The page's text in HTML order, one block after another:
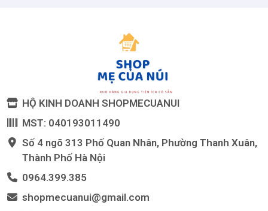
HỘ KINH DOANH SHOPMECUANUI
MST: 040193011490
Số 4 ngõ 313 Phố Quan Nhân, Phường Thanh Xuân,
Thành Phố Hà Nội
0964.399.385
shopmecuanui@gmail.com